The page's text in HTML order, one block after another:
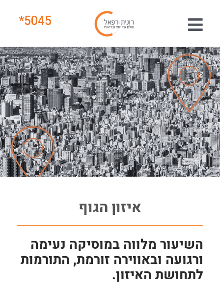
5045
*
איזון הגוף
השיעור מלווה במוסיקה נעימה
ורגועה ובאווירה זורמת, התורמות
לתחושת האיזון.